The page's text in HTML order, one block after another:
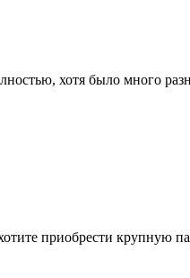
хотя было много
приобрести крупную